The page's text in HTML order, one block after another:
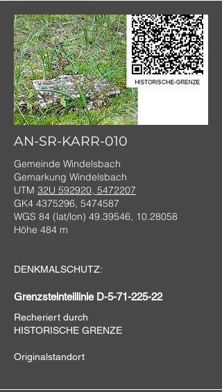
AN-SR-KARR-010
Gemeinde Windelsbach
Gemarkung Windelsbach
UTM 32U 592920, 5472207
GK4 4375296, 5474587
WGS 84 (lat/lon) 49.39546, 10.28058
Höhe 484 m
DENKMALSCHUTZ:
Grenzsteinteillinie D-5-71-225-22
Recheriert durch
HISTORISCHE GRENZE
Originalstandort